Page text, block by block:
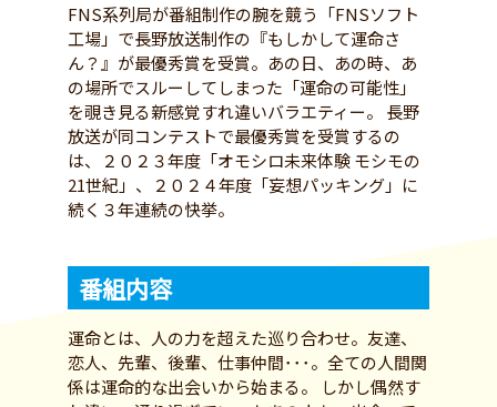
FNS系列局が番組制作の腕を競う「FNSソフト
工場」で長野放送制作の『もしかして運命さ
ん？』が最優秀賞を受賞。あの日、あの時、あ
の場所でスルーしてしまった「運命の可能性」
を覗き見る新感覚すれ違いバラエティー。 長野
放送が同コンテストで最優秀賞を受賞するの
は、２０２３年度「オモシロ未来体験 モシモの
21世紀」、２０２４年度「妄想パッキング」に
続く３年連続の快挙。
番組内容
運命とは、人の力を超えた巡り合わせ。友達、
恋人、先輩、後輩、仕事仲間･･･。全ての人間関
係は運命的な出会いから始まる。 しかし偶然す